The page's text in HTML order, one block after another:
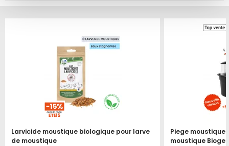
Larvicide moustique biologique pour larve
de moustique
Piege
moustique